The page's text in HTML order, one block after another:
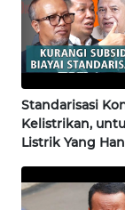
Standarisasi
Kelistrikan,
Listrik Yang
WN
NUSANTARA
WN
JOGJA